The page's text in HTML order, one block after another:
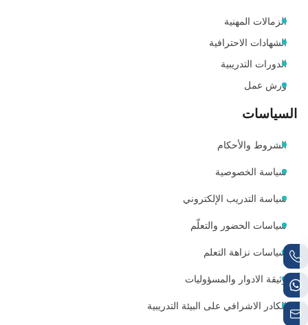
الزمالات المهنية
الشهادات الاحترافية
الدورات التدريبية
ورش عمل
السياسات
الشروط والأحكام
سياسة الخصوصية
سياسة التدريب الإلكتروني
سياسات الحضور والتعلّم
سياسات نزاهة التعلم
وثيقة الادوار والمسؤوليات
الكادر الاشرافي على البيئة التدريبية